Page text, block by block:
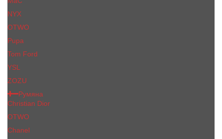
NYX
OTWO
Pupa
Tom Ford
YSL
ZOZU
Румяна
Christian Dior
OTWO
Сhanеl